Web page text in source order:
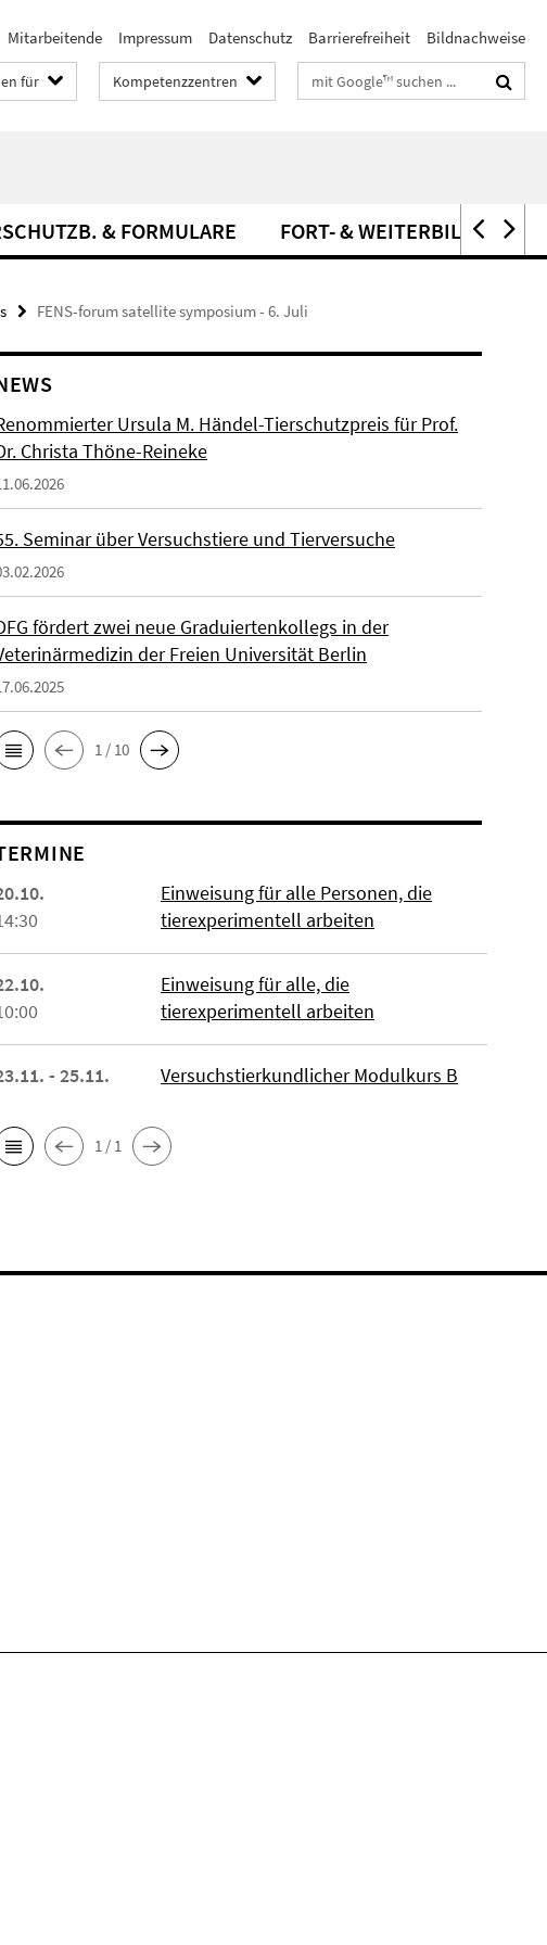
Mitarbeitende Impressum Datenschutz Barrierefreiheit Bildnachweise
für Kompetenzzentren Suchbegriffe
& FORMULARE FORT- & WEITERBILDUNG
FENS-forum satellite symposium - 6. Juli
Ursula M. Händel-Tierschutzpreis für Prof.
Christa Thöne-Reineke
Seminar über Versuchstiere und Tierversuche
fördert zwei neue Graduiertenkollegs in der
der Freien Universität Berlin
1 / 10
Einweisung für alle Personen, die
tierexperimentell arbeiten
Einweisung für alle, die
tierexperimentell arbeiten
- 25.11. Versuchstierkundlicher Modulkurs B
1 / 1